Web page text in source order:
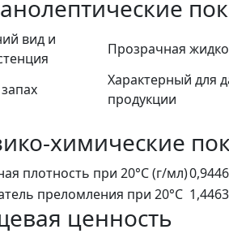
вид и
Прозрачная
Характерный для
продукции
химические
плотность при 20°C (г/мл)
преломления при 20°C
ценность